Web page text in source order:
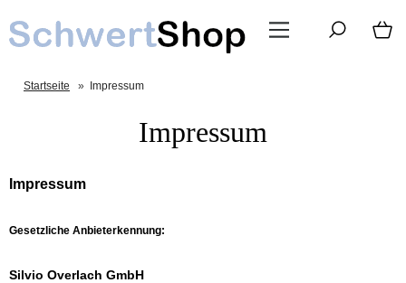
Startseite » Impressum
Impressum
Impressum
Gesetzliche Anbieterkennung:
Silvio Overlach GmbH